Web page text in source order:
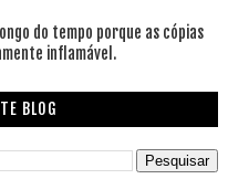
do tempo porque as cópias
inflamável.
BLOG